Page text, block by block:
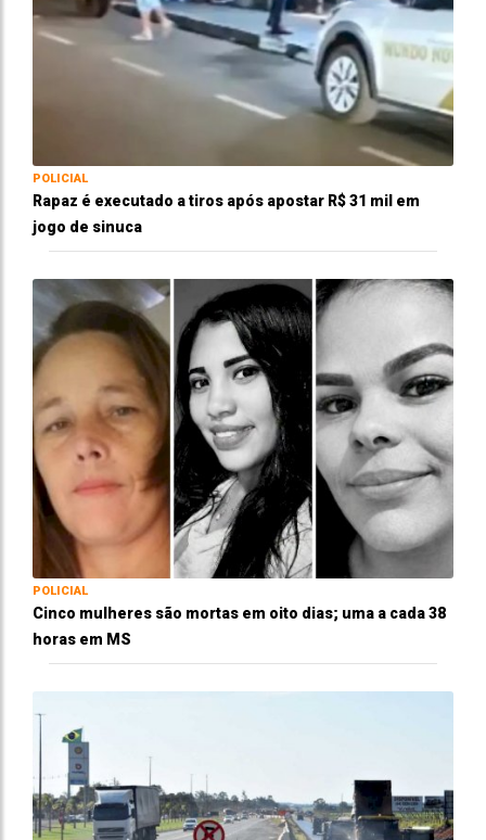
POLICIAL
Rapaz é executado a tiros após apostar R$ 31 mil em
jogo de sinuca
POLICIAL
Cinco mulheres são mortas em oito dias; uma a cada 38
horas em MS